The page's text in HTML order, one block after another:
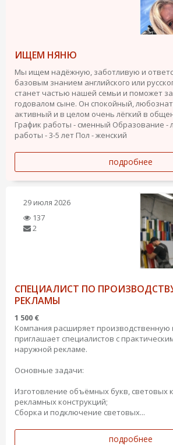
ИЩЕМ НЯНЮ
Мы ищем надёжную, заботливую и
базовым знанием английского или
станет частью нашей семьи и поможет
годовалом сыне. Он спокойный,
активный и в целом очень лёгкий в
График работы - сменный Образование -
работы - 3-5 лет Пол - женский
подробнее
29 июля 2026
137
2
СПЕЦИАЛИСТ ПО
РЕКЛАМЫ
1 500 €
Компания расширяет производственную
приглашает специалистов с
наружной рекламе.
Основные задачи:
Изготовление объёмных букв, световых
рекламных конструкций;
Сборка и подключение световых...
подробнее